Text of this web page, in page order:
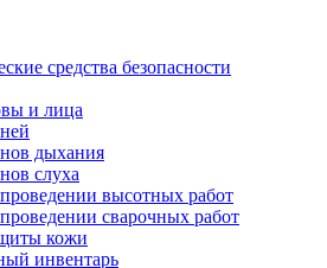
средства безопасности
и лица
дыхания
слуха
высотных работ
сварочных работ
кожи
инвентарь